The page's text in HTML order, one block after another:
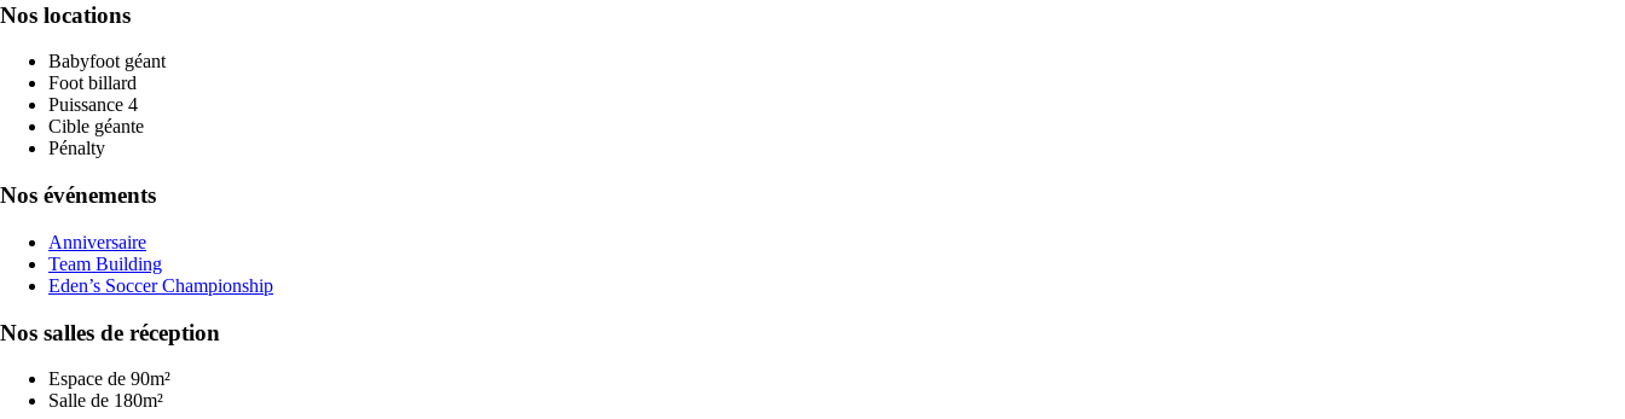
Nos locations
Babyfoot géant
Foot billard
Puissance 4
Cible géante
Pénalty
Nos événements
Anniversaire
Team Building
Eden’s Soccer Championship
Nos salles de réception
Espace de 90m²
Salle de 180m²